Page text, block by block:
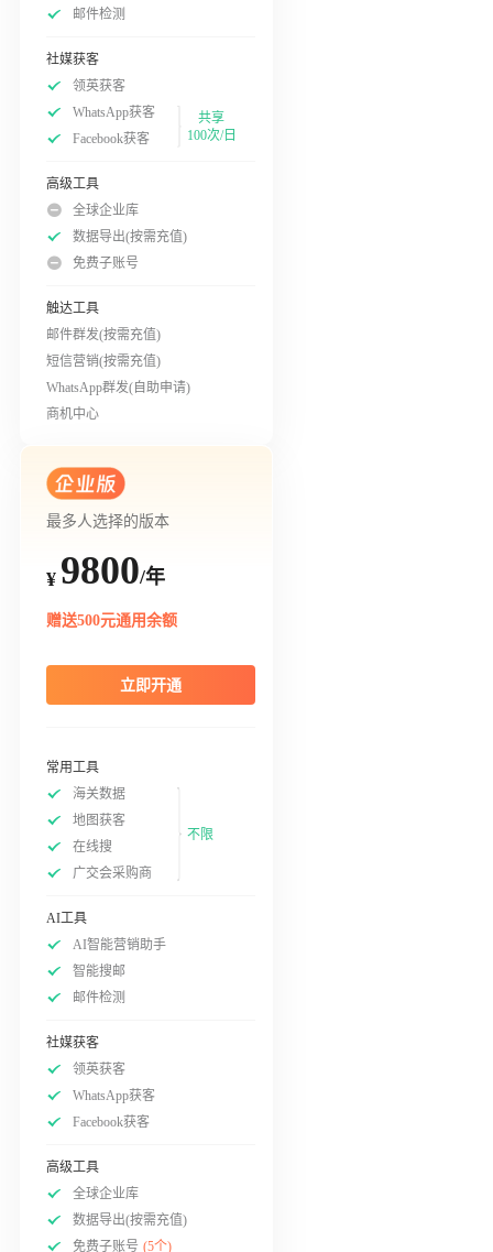
邮件检测
社媒获客
领英获客
WhatsApp获客
Facebook获客
共享
100次/日
高级工具
全球企业库
数据导出(按需充值)
免费子账号
触达工具
邮件群发(按需充值)
短信营销(按需充值)
WhatsApp群发(自助申请)
商机中心
最多人选择的版本
¥ 9800/年
赠送500元通用余额
立即开通
常用工具
海关数据
地图获客
在线搜
广交会采购商
不限
AI工具
AI智能营销助手
智能搜邮
邮件检测
社媒获客
领英获客
WhatsApp获客
Facebook获客
高级工具
全球企业库
数据导出(按需充值)
免费子账号 (5个)